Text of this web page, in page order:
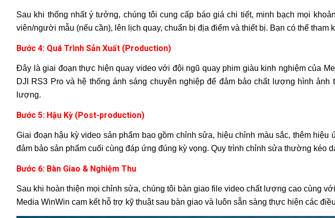
Sau khi thống nhất ý tưởng, chúng tôi cung cấp báo giá chi tiết, minh bạch mọi
viên/người mẫu (nếu cần), lên lịch quay, chuẩn bị địa điểm và thiết bị. Bạn có thể tham
Bước 4: Quá Trình Sản Xuất (Production)
Đây là giai đoạn thực hiện quay video với đội ngũ quay phim giàu kinh nghiệm của
DJI RS3 Pro và hệ thống ánh sáng chuyên nghiệp để đảm bảo chất lượng hình
lượng.
Bước 5: Hậu Kỳ (Post-production)
Giai đoạn hậu kỳ video sản phẩm bao gồm chỉnh sửa, hiệu chỉnh màu sắc, thêm
đảm bảo sản phẩm cuối cùng đáp ứng đúng kỳ vọng. Quy trình chỉnh sửa thường kéo
Bước 6: Bàn Giao & Nghiệm Thu
Sau khi hoàn thiện mọi chỉnh sửa, chúng tôi bàn giao file video chất lượng cao cùng
Media WinWin cam kết hỗ trợ kỹ thuật sau bàn giao và luôn sẵn sàng thực hiện các